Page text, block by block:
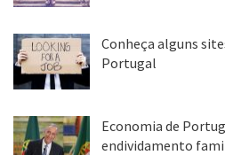
Conheça alguns
Portugal
Economia de
endividamento